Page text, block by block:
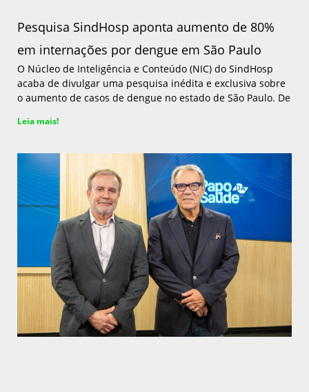
Pesquisa SindHosp aponta aumento de 80%
em internações por dengue em São Paulo
O Núcleo de Inteligência e Conteúdo (NIC) do SindHosp
acaba de divulgar uma pesquisa inédita e exclusiva sobre
o aumento de casos de dengue no estado de São Paulo. De
Leia mais!